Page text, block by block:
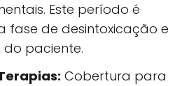
Este período é
fase de desintoxicação e
paciente.
Cobertura para